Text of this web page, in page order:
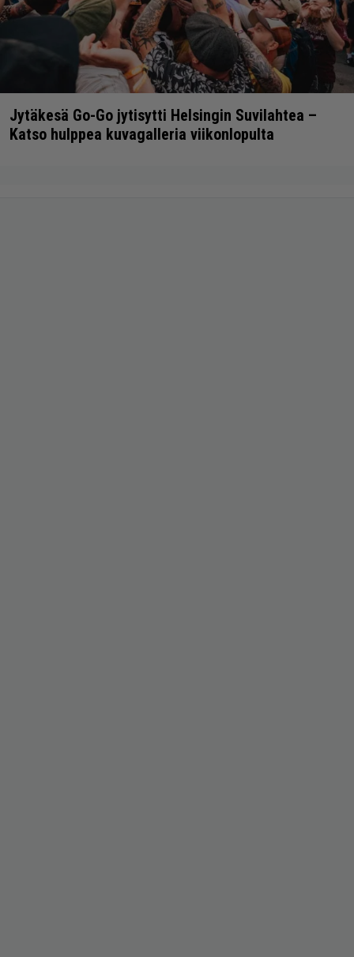
Jytäkesä Go-Go jytisytti Helsingin Suvilahtea –
Katso hulppea kuvagalleria viikonlopulta